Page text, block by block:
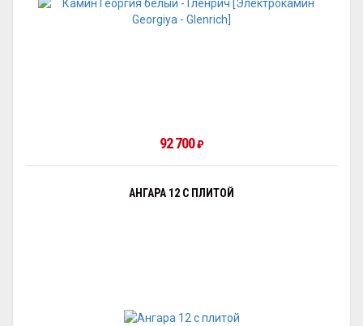
92 700₽
АНГАРА 12 С ПЛИТОЙ